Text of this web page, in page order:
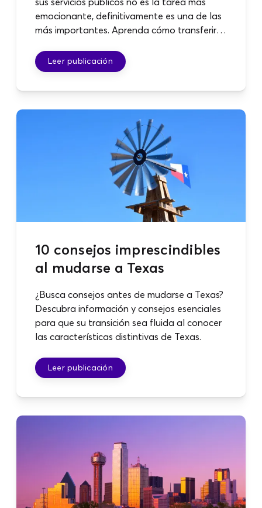
emocionante, definitivamente es una de las
más importantes. Aprenda cómo transferir
transición sin problemas a su nuevo hogar.
Leer publicación
10 consejos imprescindibles
al mudarse a Texas
¿Busca consejos antes de mudarse a Texas?
Descubra información y consejos esenciales
para que su transición sea fluida al conocer
las características distintivas de Texas.
Leer publicación